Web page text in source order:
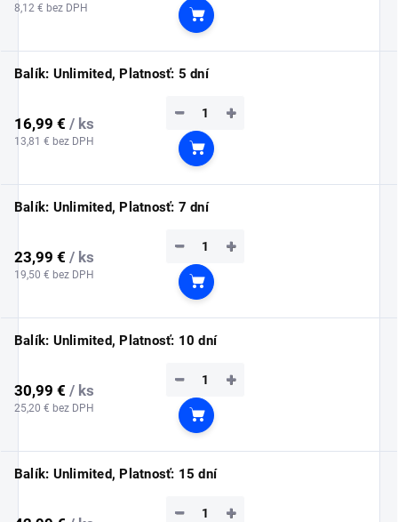
8,12 € bez DPH
Do košíka
Balík: Unlimited, Platnosť: 5 dní
16,99 € / ks
13,81 € bez DPH
+
−
Do košíka
Balík: Unlimited, Platnosť: 7 dní
23,99 € / ks
19,50 € bez DPH
+
−
Do košíka
Balík: Unlimited, Platnosť: 10 dní
30,99 € / ks
25,20 € bez DPH
+
−
Do košíka
Balík: Unlimited, Platnosť: 15 dní
+
−